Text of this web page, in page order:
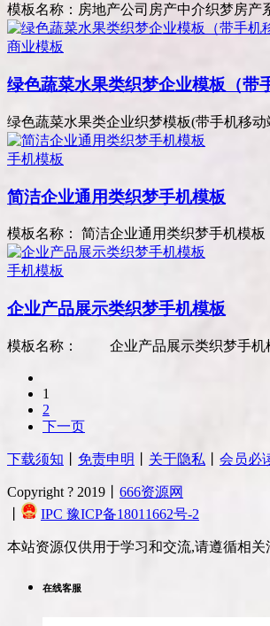
模板名称：房地产公司房产中介织梦房产
商业模板
绿色蔬菜水果类织梦企业模板（带
绿色蔬菜水果类企业织梦模板(带手机移
手机模板
简洁企业通用类织梦手机模板
模板名称： 简洁企业通用类织梦手机
手机模板
企业产品展示类织梦手机模板
模板名称： 企业产品展示类织梦手
1
2
下一页
下载须知 免责申明 关于隐私 会员必
Copyright ? 2019丨 666资源网
IPC 豫ICP备18011662号-2
本站资源仅供用于学习和交流,请遵循相
在线客服